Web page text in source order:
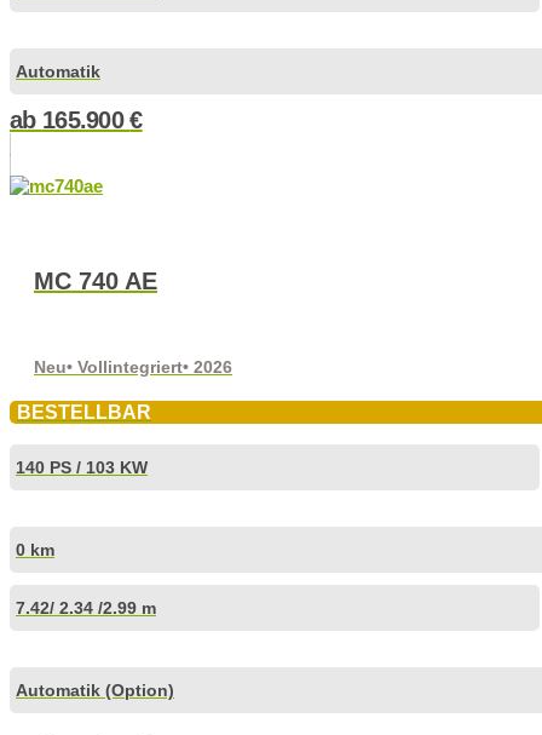
Automatik
ab 165.900€
MC 740 AE
Neu• Vollintegriert• 2026
BESTELLBAR
140 PS / 103 KW
0 km
7.42/ 2.34 /2.99 m
Automatik (Option)